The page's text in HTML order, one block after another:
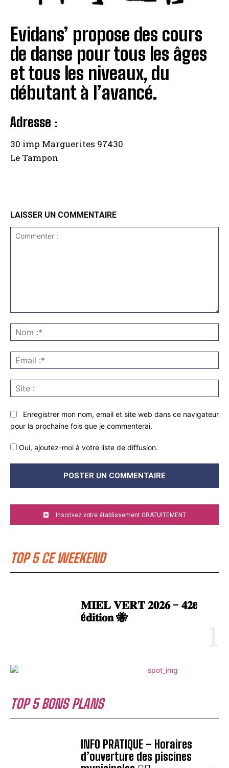
TOP 5 CE WEEKEND
𝐌𝐈𝐄𝐋 𝐕𝐄𝐑𝐓 𝟐𝟎𝟐𝟔 – 𝟒𝟐e
é𝐝𝐢𝐭𝐢𝐨𝐧 🐝
TOP 5 BONS PLANS
INFO PRATIQUE – Horaires
d’ouverture des piscines
Evidans’ propose des cours
de danse pour tous les âges
et tous les niveaux, du
débutant à l’avancé.
Adresse :
30 imp Marguerites 97430
Le Tampon
LAISSER UN COMMENTAIRE
:*
:*
:
Enregistrer mon nom, email et site web dans ce navigateur
pour la prochaine fois que je commenterai.
Oui, ajoutez-moi à votre liste de diffusion.
Inscrivez votre établissement GRATUITEMENT